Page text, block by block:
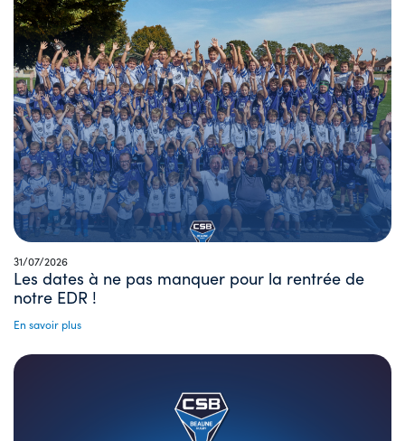
31/07/2026
Les dates à ne pas manquer pour la rentrée de
notre EDR !
En savoir plus